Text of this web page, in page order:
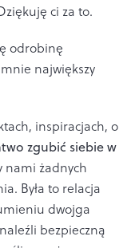
ci za to.
odrobinę
największy
inspiracjach, o
zgubić siebie w
nami żadnych
Była to relacja
dwojga
bezpieczną